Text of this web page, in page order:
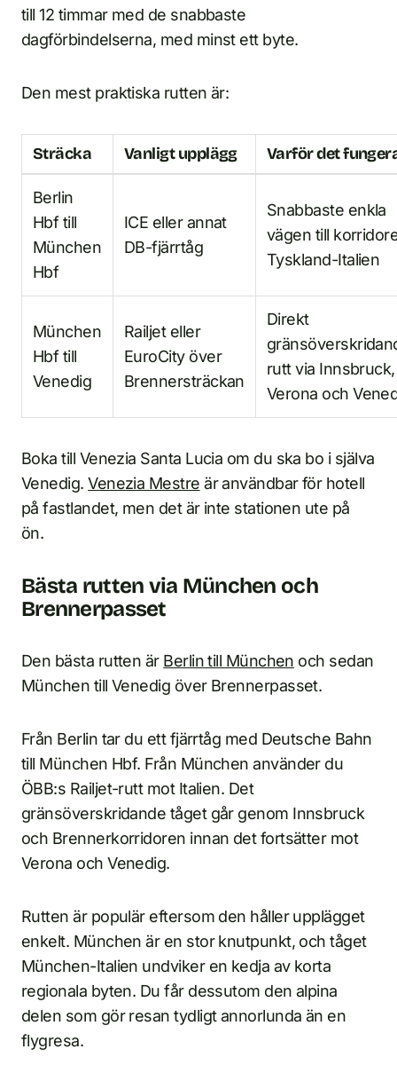
till 12 timmar med de snabbaste
dagförbindelserna, med minst ett byte.
Den mest praktiska rutten är:
Sträcka Vanligt upplägg Varför det
Berlin
Hbf till
München
Hbf
ICE eller annat
DB-fjärrtåg
Snabbaste enkla
vägen till
Tyskland-Italien
München
Hbf till
Venedig
Railjet eller
EuroCity över
Brennersträckan
Direkt
rutt via Innsbruck,
Verona och
Boka till Venezia Santa Lucia om du ska bo i själva
Venedig.Venezia Mestre är användbar för hotell
på fastlandet, men det är inte stationen ute på
ön.
Bästa rutten via München och
Brennerpasset
Den bästa rutten är Berlin till München och sedan
München till Venedig över Brennerpasset.
Från Berlin tar du ett fjärrtåg med Deutsche Bahn
till München Hbf. Från München använder du
ÖBB:s Railjet-rutt mot Italien. Det
gränsöverskridande tåget går genom Innsbruck
och Brennerkorridoren innan det fortsätter mot
Verona och Venedig.
Rutten är populär eftersom den håller upplägget
enkelt. München är en stor knutpunkt, och tåget
München-Italien undviker en kedja av korta
regionala byten. Du får dessutom den alpina
delen som gör resan tydligt annorlunda än en
flygresa.